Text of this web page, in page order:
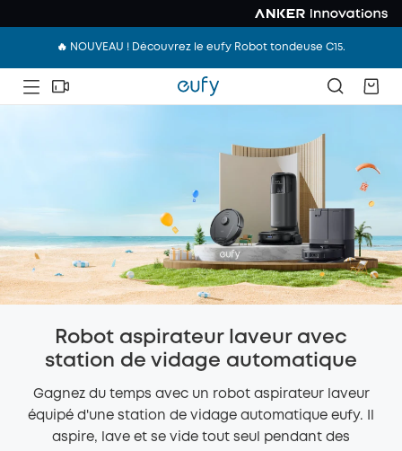
🔥 NOUVEAU ! Découvrez le eufy Robot tondeuse C15.
Robot aspirateur laveur avec
station de vidage automatique
Gagnez du temps avec un robot aspirateur laveur
équipé d'une station de vidage automatique eufy. Il
aspire, lave et se vide tout seul pendant des